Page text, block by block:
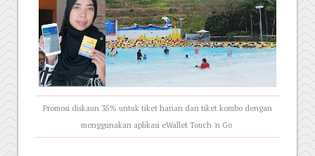
Promosi diskaun 35% untuk tiket harian dan tiket kombo dengan
menggunakan aplikasi eWallet Touch 'n Go